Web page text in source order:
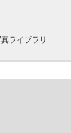
ライブラリ